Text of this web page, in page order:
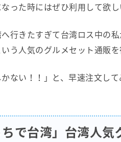
った時にはぜひ利用して欲し
行きたすぎて台湾ロス中の
いう人気のグルメセット通販を
かない！！」と、早速注文して
ちで台湾」台湾人